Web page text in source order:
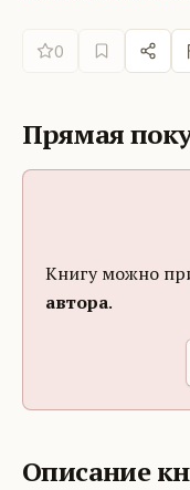
0
Прямая
Книгу можно
автора.
Описание